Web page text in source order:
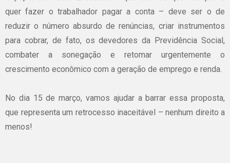
quer fazer otrabalhador pagara conta– deve ser o de
reduzir o número absurdo derenúncias, criar instrumentos
para cobrar, de fato, os devedores da Previdência Social,
combater a sonegação e retomar urgentemente o
crescimento econômico com a geração de emprego e renda.
No dia15 demarço,vamos ajudarabarrar essa proposta,
que representaum retrocesso inaceitável – nenhum direito a
menos!